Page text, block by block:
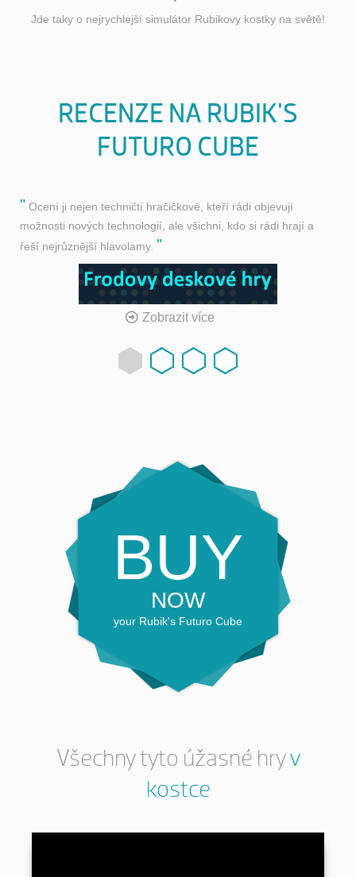
Jde taky o nejrychlejší simulátor Rubikovy kostky na světě!
RECENZE NA RUBIK'S
FUTURO CUBE
Ocení ji nejen techničtí hračičkové, kteří rádi objevují
možnosti nových technologií, ale všichni, kdo si rádi hrají a
řeší nejrůznější hlavolamy.
Zobrazit více
BUY
NOW
your Rubik's Futuro Cube
Všechny tyto úžasné hryv
kostce